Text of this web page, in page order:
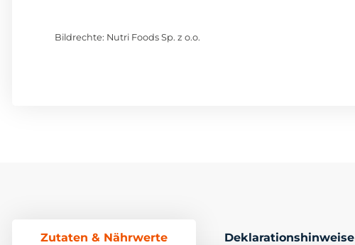
Bildrechte: Nutri Foods Sp. z o.o.
Zutaten & Nährwerte Deklarationshinweise